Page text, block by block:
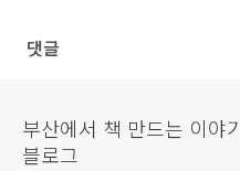
댓글
부산에서 책 만드는 이야
블로그